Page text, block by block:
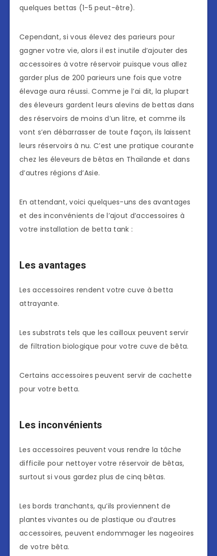
quelques bettas (1-5 peut-être).
Cependant, si vous élevez des parieurs pour
gagner votre vie, alors il est inutile d’ajouter des
accessoires à votre réservoir puisque vous allez
garder plus de 200 parieurs une fois que votre
élevage aura réussi. Comme je l’ai dit, la plupart
des éleveurs gardent leurs alevins de bettas dans
des réservoirs de moins d’un litre, et comme ils
vont s’en débarrasser de toute façon, ils laissent
leurs réservoirs à nu. C’est une pratique courante
chez les éleveurs de bêtas en Thaïlande et dans
d’autres régions d’Asie.
En attendant, voici quelques-uns des avantages
et des inconvénients de l’ajout d’accessoires à
votre installation de betta tank :
Les avantages
Les accessoires rendent votre cuve à betta
attrayante.
Les substrats tels que les cailloux peuvent servir
de filtration biologique pour votre cuve de bêta.
Certains accessoires peuvent servir de cachette
pour votre betta.
Les inconvénients
Les accessoires peuvent vous rendre la tâche
difficile pour nettoyer votre réservoir de bêtas,
surtout si vous gardez plus de cinq bêtas.
Les bords tranchants, qu’ils proviennent de
plantes vivantes ou de plastique ou d’autres
accessoires, peuvent endommager les nageoires
de votre bêta.